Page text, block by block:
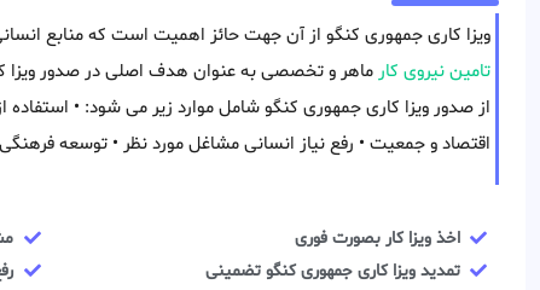
ویزا کاری جمهوری کنگو از آن جهت حائز اهمیت است که منابع
تامین نیروی کار ماهر و تخصصی به عنوان هدف اصلی در صدور
از صدور ویزا کاری جمهوری کنگو شامل موارد زیر می شود: •
اقتصاد و جمعیت • رفع نیاز انسانی مشاغل مورد نظر • توسعه
اخذ ویزا کار بصورت فوری
تمدید ویزا کاری جمهوری کنگو تضمینی